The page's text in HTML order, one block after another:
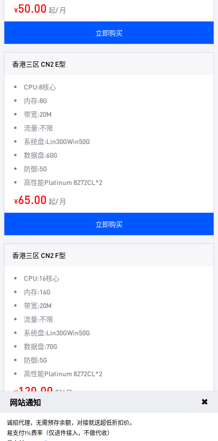
¥50.00 起/ 月
立即购买
香港三区 CN2 E型
CPU:8核心
内存:8G
带宽:20M
流量:不限
系统盘:Lin30GWin50G
数据盘:60G
防御:5G
高性能Platinum 8272CL*2
¥65.00 起/ 月
立即购买
香港三区 CN2 F型
CPU:16核心
内存:16G
带宽:20M
流量:不限
系统盘:Lin30GWin50G
数据盘:70G
防御:5G
高性能Platinum 8272CL*2
¥120.00 起/ 月
网站通知 ✖
诚招代理，无需预存余额，对接就送超低折扣价。
易支付1%费率（仅进件接入，不做代收）